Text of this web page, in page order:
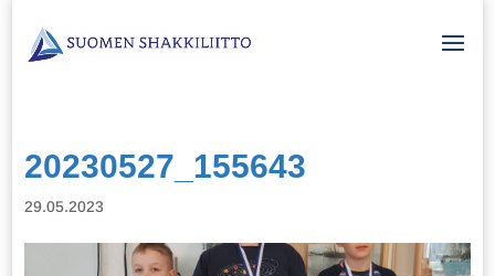
20230527_155643
29.05.2023